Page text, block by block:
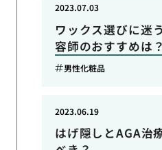
ワックス選びに迷
容師のおすすめは？
2023.07.03
男性化粧品
はげ隠しとAGA治
2023.06.19